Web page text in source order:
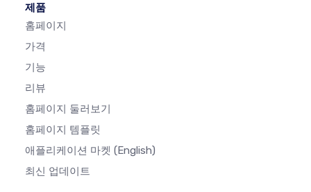
제품
홈페이지
가격
기능
리뷰
홈페이지 둘러보기
홈페이지 템플릿
애플리케이션 마켓 (English)
최신 업데이트